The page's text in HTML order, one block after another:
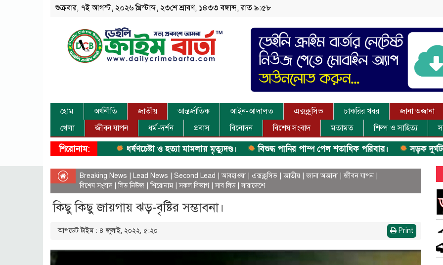
শুক্রবার, ৭ই আগস্ট, ২০২৬ খ্রিস্টাব্দ, ২৩শে শ্রাবণ, ১৪৩৩ বঙ্গাব্দ, রাত ৯:৫৮
হোম অর্থনীতি জাতীয় আন্তর্জাতিক আইন-আদালত এক্সক্লুসিভ চাকরির খবর জানা অজানা
খেলা
জীবন যাপন ধর্ম-দর্শন প্রবাস বিনোদন বিশেষ সংবাদ মতামত শিল্প ও সাহিত্য
শিরোনাম: ধর্ষণচেষ্টা ও হত্যা মামলায় মৃত্যুদণ্ড। বিশুদ্ধ পানির পাম্প পেল শতাধিক পরিবার। সড়ক দুর্ঘটনায়
Breaking News Lead News Second Lead |আবহাওয়া| এক্সক্লুসিভ |জাতীয় |জানা অজানা|জীবন যাপন
বিশেষ সংবাদ|লিড নিউজ |শিরোনাম|সকল বিভাগ|সাব লিড|সারাদেশে
কিছু কিছু জায়গায় ঝড়-বৃষ্টির সম্ভাবনা।
আপডেট টাইম : ৪ জুলাই, ২০২২, ৫:২০ Print